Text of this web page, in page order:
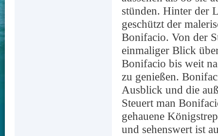
stünden. Hinter der
geschützt der
Bonifacio. Von der
einmaliger Blick
Bonifacio bis weit
zu genießen.
Ausblick und die
Steuert man
gehauene
und sehenswert ist